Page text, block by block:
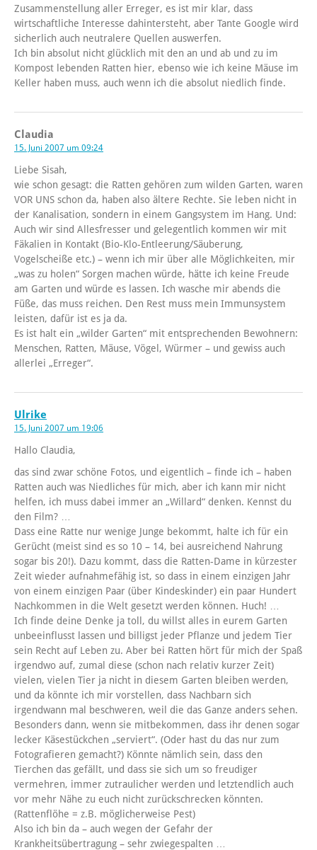
Zusammenstellung aller Erreger, es ist mir klar, dass
wirtschaftliche Interesse dahintersteht, aber Tante Google wird
sicherlich auch neutralere Quellen auswerfen.
Ich bin absolut nicht glücklich mit den an und ab und zu im
Kompost lebenden Ratten hier, ebenso wie ich keine Mäuse im
Keller haben muss, auch wenn ich die absolut niedlich finde.
Claudia
15. Juni 2007 um 09:24
Liebe Sisah,
wie schon gesagt: die Ratten gehören zum wilden Garten, waren
VOR UNS schon da, haben also ältere Rechte. Sie leben nicht in
der Kanalisation, sondern in einem Gangsystem im Hang. Und:
Auch wir sind Allesfresser und gelegentlich kommen wir mit
Fäkalien in Kontakt (Bio-Klo-Entleerung/Säuberung,
Vogelscheiße etc.) – wenn ich mir über alle Möglichkeiten, mir
„was zu holen“ Sorgen machen würde, hätte ich keine Freude
am Garten und würde es lassen. Ich wasche mir abends die
Füße, das muss reichen. Den Rest muss mein Immunsystem
leisten, dafür ist es ja da.
Es ist halt ein „wilder Garten“ mit entsprechenden Bewohnern:
Menschen, Ratten, Mäuse, Vögel, Würmer – und gewiss auch
allerlei „Erreger“.
Ulrike
15. Juni 2007 um 19:06
Hallo Claudia,
das sind zwar schöne Fotos, und eigentlich – finde ich – haben
Ratten auch was Niedliches für mich, aber ich kann mir nicht
helfen, ich muss dabei immer an „Willard“ denken. Kennst du
den Film? …
Dass eine Ratte nur wenige Junge bekommt, halte ich für ein
Gerücht (meist sind es so 10 – 14, bei ausreichend Nahrung
sogar bis 20!). Dazu kommt, dass die Ratten-Dame in kürzester
Zeit wieder aufnahmefähig ist, so dass in einem einzigen Jahr
von einem einzigen Paar (über Kindeskinder) ein paar Hundert
Nachkommen in die Welt gesetzt werden können. Huch! …
Ich finde deine Denke ja toll, du willst alles in eurem Garten
unbeeinflusst lassen und billigst jeder Pflanze und jedem Tier
sein Recht auf Leben zu. Aber bei Ratten hört für mich der Spaß
irgendwo auf, zumal diese (schon nach relativ kurzer Zeit)
vielen, vielen Tier ja nicht in diesem Garten bleiben werden,
und da könnte ich mir vorstellen, dass Nachbarn sich
irgendwann mal beschweren, weil die das Ganze anders sehen.
Besonders dann, wenn sie mitbekommen, dass ihr denen sogar
lecker Käsestückchen „serviert“. (Oder hast du das nur zum
Fotografieren gemacht?) Könnte nämlich sein, dass den
Tierchen das gefällt, und dass sie sich um so freudiger
vermehren, immer zutraulicher werden und letztendlich auch
vor mehr Nähe zu euch nicht zurückschrecken könnten.
(Rattenflöhe = z.B. möglicherweise Pest)
Also ich bin da – auch wegen der Gefahr der
Krankheitsübertragung – sehr zwiegespalten …